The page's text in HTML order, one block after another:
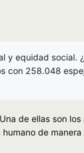
y equidad social.
con 258.048
de ellas son
de manera